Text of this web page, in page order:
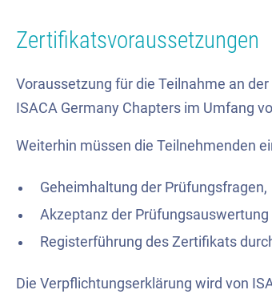
Zertifikatsvoraussetzungen
Voraussetzung für die Teilnahme an
ISACA Germany Chapters im Umfang
Weiterhin müssen die Teilnehmenden
Geheimhaltung der Prüfungsfragen,
Akzeptanz der Prüfungsauswertung
Registerführung des Zertifikats
Die Verpflichtungserklärung wird von